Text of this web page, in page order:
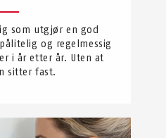
som utgjør en god
og regelmessig
i år etter år. Uten at
sitter fast.